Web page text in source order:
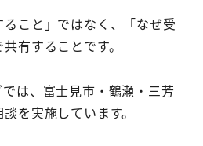
こと」ではなく、「なぜ受
有することです。
は、富士見市・鶴瀬・三芳
を実施しています。